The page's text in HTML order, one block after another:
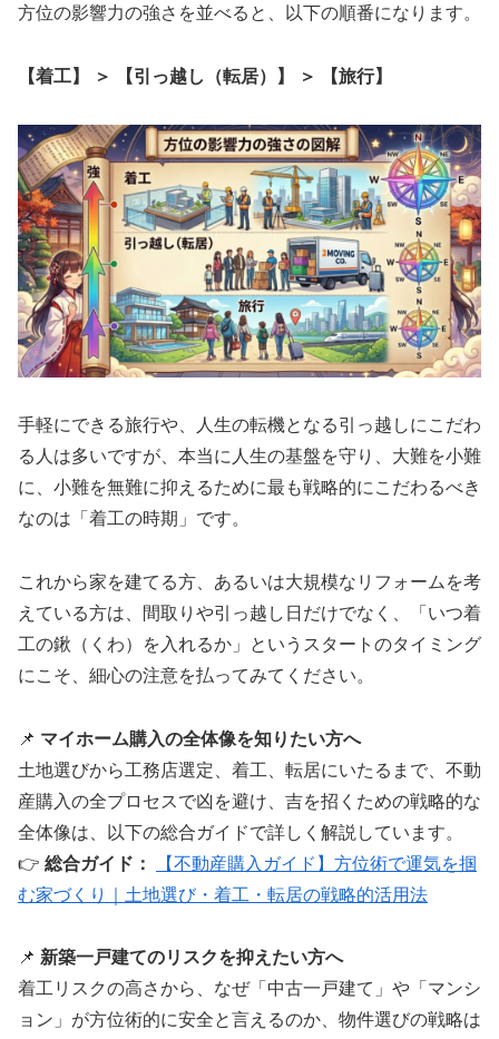
方位の影響力の強さを並べると、以下の順番になります。
【着工】 ＞ 【引っ越し（転居）】 ＞ 【旅行】
手軽にできる旅行や、人生の転機となる引っ越しにこだわ
る人は多いですが、本当に人生の基盤を守り、大難を小難
に、小難を無難に抑えるために最も戦略的にこだわるべき
なのは「着工の時期」です。
これから家を建てる方、あるいは大規模なリフォームを考
えている方は、間取りや引っ越し日だけでなく、「いつ着
工の鍬（くわ）を入れるか」というスタートのタイミング
にこそ、細心の注意を払ってみてください。
📌 マイホーム購入の全体像を知りたい方へ
土地選びから工務店選定、着工、転居にいたるまで、不動
産購入の全プロセスで凶を避け、吉を招くための戦略的な
全体像は、以下の総合ガイドで詳しく解説しています。
👉 総合ガイド：
【不動産購入ガイド】方位術で運気を掴
む家づくり｜土地選び・着工・転居の戦略的活用法
📌 新築一戸建てのリスクを抑えたい方へ
着工リスクの高さから、なぜ「中古一戸建て」や「マンシ
ョン」が方位術的に安全と言えるのか、物件選びの戦略は